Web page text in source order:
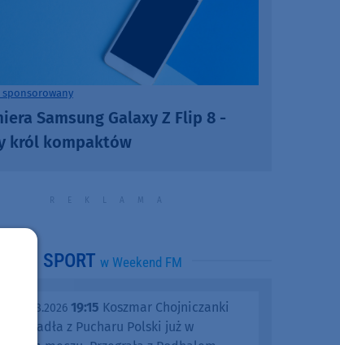
sponsorowany
Samsung Galaxy Z Flip 8 -
król kompaktów
SPORT w Weekend FM
05.08.2026 19:15 Koszmar Chojniczanki
Odpadła z Pucharu Polski już w